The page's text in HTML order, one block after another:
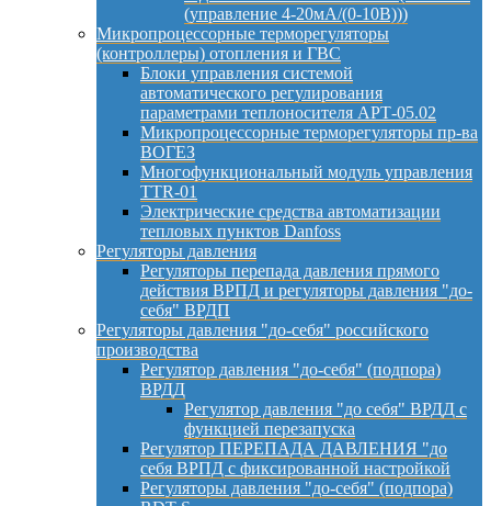
(управление 4-20мА/(0-10В)))
Микропроцессорные терморегуляторы
(контроллеры) отопления и ГВС
Блоки управления системой
автоматического регулирования
параметрами теплоносителя АРТ-05.02
Микропроцессорные терморегуляторы пр-ва
ВОГЕЗ
Многофункциональный модуль управления
TTR-01
Электрические средства автоматизации
тепловых пунктов Danfoss
Регуляторы давления
Регуляторы перепада давления прямого
действия ВРПД и регуляторы давления "до-
себя" ВРДП
Регуляторы давления "до-себя" российского
производства
Регулятор давления "до-себя" (подпора)
ВРДД
Регулятор давления "до себя" ВРДД с
функцией перезапуска
Регулятор ПЕРЕПАДА ДАВЛЕНИЯ "до
себя ВРПД с фиксированной настройкой
Регуляторы давления "до-себя" (подпора)